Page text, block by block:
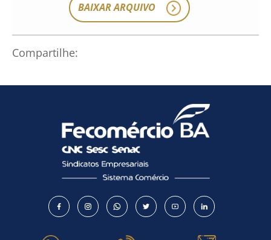
BAIXAR ARQUIVO
Compartilhe: